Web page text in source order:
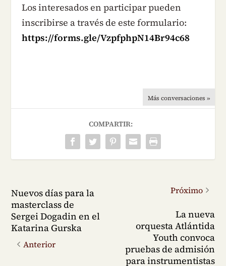
Los interesados en participar pueden
inscribirse a través de este formulario:
https://forms.gle/VzpfphpN14Br94c68
Más conversaciones »
COMPARTIR:
Nuevos días para la
masterclass de
Sergei Dogadin en el
Katarina Gurska
Anterior
Próximo
La nueva
orquesta Atlántida
Youth convoca
pruebas de admisión
para instrumentistas